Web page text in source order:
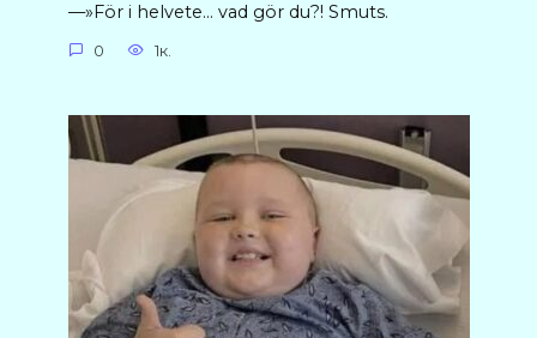
—»För i helvete… vad gör du?! Smuts.
0 1к.